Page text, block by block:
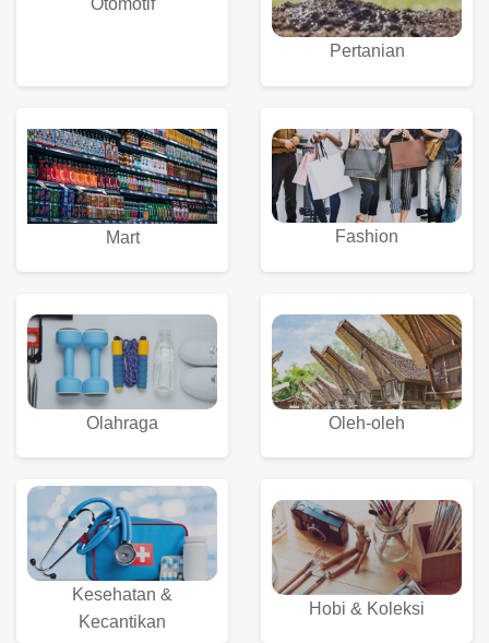
Otomotif
Pertanian
Mart Fashion
Olahraga Oleh-oleh
Kesehatan &
Kecantikan
Hobi & Koleksi